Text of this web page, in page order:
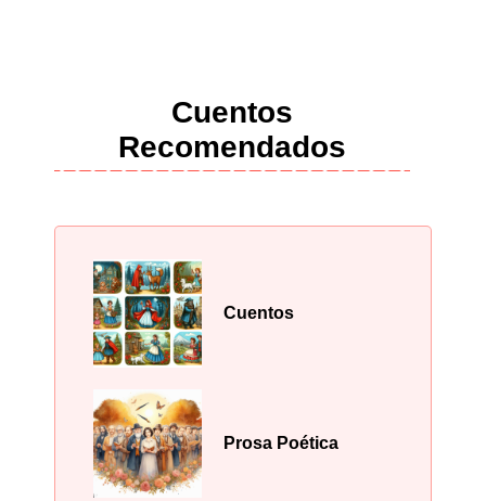
Cuentos
Recomendados
Cuentos
Prosa Poética